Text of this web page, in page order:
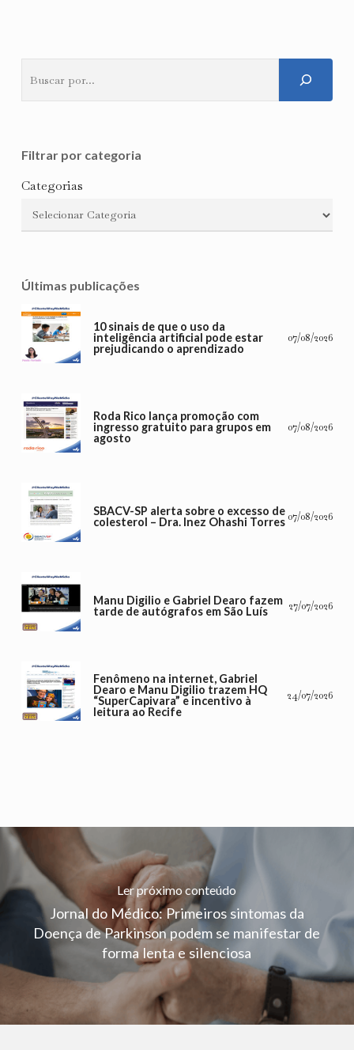
Filtrar por categoria
Categorias
Últimas publicações
10 sinais de que o uso da
inteligência artificial pode estar
prejudicando o aprendizado
07/08/2026
Roda Rico lança promoção com
ingresso gratuito para grupos em
agosto
07/08/2026
SBACV-SP alerta sobre o excesso de
colesterol – Dra. Inez Ohashi Torres 07/08/2026
Manu Digilio e Gabriel Dearo fazem
tarde de autógrafos em São Luís
27/07/2026
Fenômeno na internet, Gabriel
Dearo e Manu Digilio trazem HQ
“SuperCapivara” e incentivo à
leitura ao Recife
24/07/2026
Ler próximo conteúdo
Jornal do Médico: Primeiros sintomas da
Doença de Parkinson podem se manifestar de
forma lenta e silenciosa